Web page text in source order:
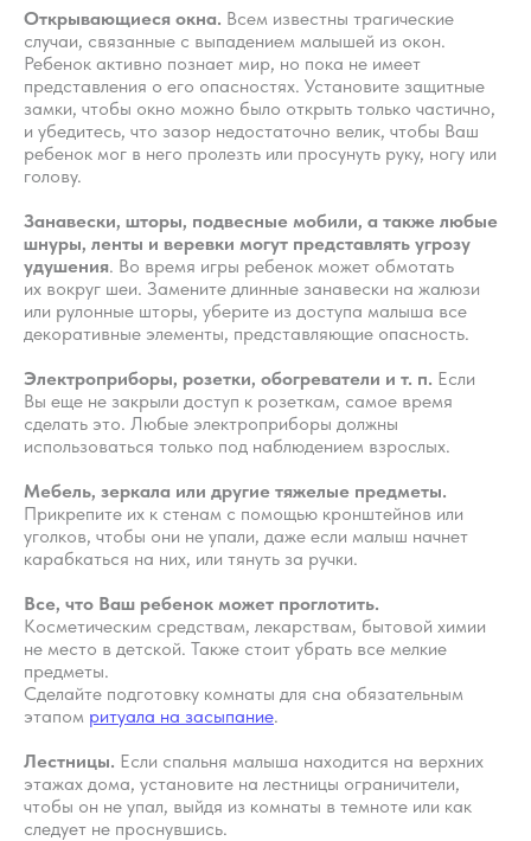
Открывающиеся окна. ​Всем известны трагические
случаи, связанные с выпадением малышей из окон.
Ребенок активно познает мир, но пока не имеет
представления о его опасностях. Установите защитные
замки, чтобы окно можно было открыть только частично,
и убедитесь, что зазор недостаточно велик, чтобы Ваш
ребенок мог в него пролезть или просунуть руку, ногу или
голову.
Занавески, шторы, подвесные мобили, а также любые
шнуры, ленты и веревки могут представлять угрозу
удушения. ​Во время игры ребенок может обмотать
их вокруг шеи. Замените длинные занавески на жалюзи
или рулонные шторы, уберите из доступа малыша все
декоративные элементы, представляющие опасность.
Электроприборы, розетки, обогреватели и т. п. ​ Если
Вы еще не закрыли доступ к розеткам, самое время
сделать это. Любые электроприборы должны
использоваться только под наблюдением взрослых.
Мебель, зеркала или другие тяжелые предметы.
Прикрепите их к стенам с помощью кронштейнов или
уголков, чтобы они не упали, даже если малыш начнет
карабкаться на них, или тянуть за ручки.
Все, что Ваш ребенок может проглотить.
Косметическим средствам, лекарствам, бытовой химии
не место в детской. Также стоит убрать все мелкие
предметы.​
Сделайте подготовку комнаты для сна обязательным
этапом ритуала на засыпание.
Лестницы. Если спальня малыша находится на верхних
этажах дома, установите на лестницы ограничители,
чтобы он не упал, выйдя из комнаты в темноте или как
следует не проснувшись.